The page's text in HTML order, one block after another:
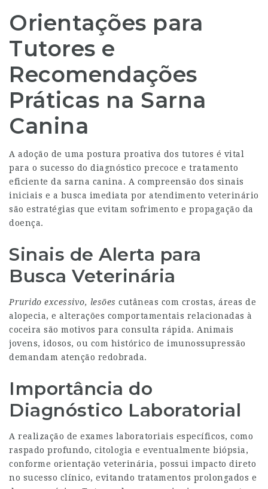
Orientações para
Tutores e
Recomendações
Práticas na Sarna
Canina
A adoção de uma postura proativa dos tutores é vital
para o sucesso do diagnóstico precoce e tratamento
eficiente da sarna canina. A compreensão dos sinais
iniciais e a busca imediata por atendimento veterinário
são estratégias que evitam sofrimento e propagação da
doença.
Sinais de Alerta para
Busca Veterinária
Prurido excessivo, lesões cutâneas com crostas, áreas de
alopecia, e alterações comportamentais relacionadas à
coceira são motivos para consulta rápida. Animais
jovens, idosos, ou com histórico de imunossupressão
demandam atenção redobrada.
Importância do
Diagnóstico Laboratorial
A realização de exames laboratoriais específicos, como
raspado profundo, citologia e eventualmente biópsia,
conforme orientação veterinária, possui impacto direto
no sucesso clínico, evitando tratamentos prolongados e